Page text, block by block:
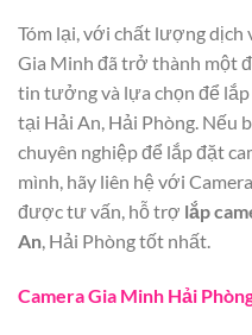
Tóm lại, với chất lượng dịch
Gia Minh đã trở thành một
tin tưởng và lựa chọn để lắp
tại Hải An, Hải Phòng. Nếu
chuyên nghiệp để lắp đặt
mình, hãy liên hệ với
được tư vấn, hỗ trợ lắp
An , Hải Phòng tốt nhất.
Camera Gia Minh Hải